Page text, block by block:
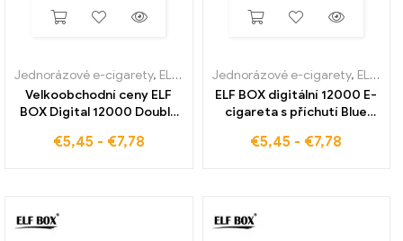
Jednorázové e-cigarety, ELF BOX digitální 12000
Velkoobchodní ceny ELF
BOX Digital 12000 Double
vapování
€5,45 - €7,78
Jednorázové e-cigarety, ELF BOX digitální 12000
ELF BOX digitální 12000 E-
cigareta s příchutí Blue
celém světě
€5,45 - €7,78